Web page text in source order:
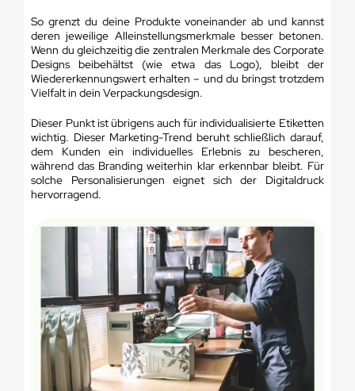
So grenzt du deine Produkte voneinander ab und kannst
deren jeweilige Alleinstellungsmerkmale besser betonen.
Wenn du gleichzeitig die zentralen Merkmale des Corporate
Designs beibehältst (wie etwa das Logo), bleibt der
Wiedererkennungswert erhalten – und du bringst trotzdem
Vielfalt in dein Verpackungsdesign.
Dieser Punkt ist übrigens auch für individualisierte Etiketten
wichtig. Dieser Marketing-Trend beruht schließlich darauf,
dem Kunden ein individuelles Erlebnis zu bescheren,
während das Branding weiterhin klar erkennbar bleibt. Für
solche Personalisierungen eignet sich der Digitaldruck
hervorragend.